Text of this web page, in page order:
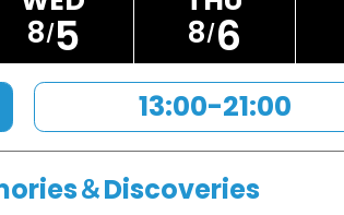
8 5 8 6
13:00-21:00
＆Discoveries